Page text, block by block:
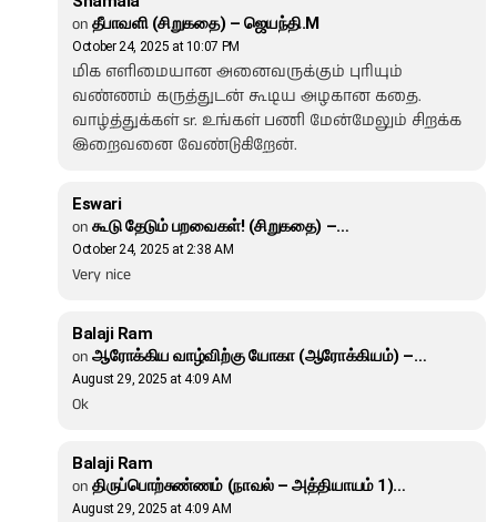
on தீபாவளி (சிறுகதை) – ஜெயந்தி.M
October 24, 2025 at 10:07 PM
மிக எளிமையான அனைவருக்கும் புரியும்
வண்ணம் கருத்துடன் கூடிய அழகான கதை.
வாழ்த்துக்கள் sr. உங்கள் பணி மேன்மேலும் சிறக்க
இறைவனை வேண்டுகிறேன்.
Eswari
on கூடு தேடும் பறவைகள்! (சிறுகதை) –…
October 24, 2025 at 2:38 AM
Very nice
Balaji Ram
on ஆரோக்கிய வாழ்விற்கு யோகா (ஆரோக்கியம்) –…
August 29, 2025 at 4:09 AM
Ok
Balaji Ram
on திருப்பொற்சுண்ணம் (நாவல் – அத்தியாயம் 1)…
August 29, 2025 at 4:09 AM